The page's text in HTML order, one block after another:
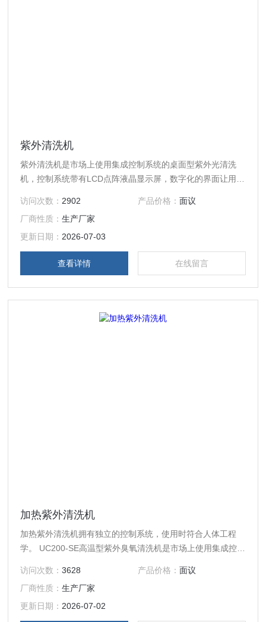
紫外清洗机
紫外清洗机是市场上使用集成控制系统的桌面型紫外光清洗
机，控制系统带有LCD点阵液晶显示屏，数字化的界面让用户
户操作。
访问次数： 2902 产品价格： 面议
厂商性质：生产厂家
更新日期： 2026-07-03
查看详情 在线留言
加热紫外清洗机
加热紫外清洗机拥有独立的控制系统，使用时符合人体工程
学。 UC200-SE高温型紫外臭氧清洗机是市场上使用集成控制
示屏，数字化的界面让用户使用更加简单，操作按钮和显示屏
均在产品上部提供友好的用户操作。
访问次数：3628 产品价格： 面议
厂商性质：生产厂家
更新日期： 2026-07-02